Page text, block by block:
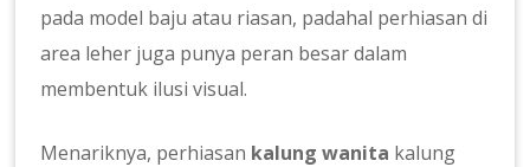
pada model baju atau riasan, padahal perhiasan di
area leher juga punya peran besar dalam
membentuk ilusi visual.
Menariknya, perhiasan kalung wanita kalung